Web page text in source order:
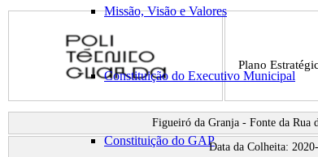
Missão, Visão e Valores
Constituição do Executivo Municipal
Constituição do GAP
Boletim
do
(32)
Plano
BOLETIM
Figueiró da Granja - Fonte da Rua
Data da Colheita: